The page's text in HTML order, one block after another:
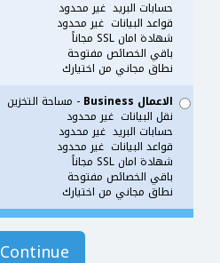
حسابات البريد غير محدود
قواعد البيانات غير محدود
شهادة امان SSL مجاناً
باقي الخصائص مفتوحة
نطاق مجاني من اختيارك
الاعمال Business
- مساحة التخزين 50 جيجا
نقل البيانات غير محدود
حسابات البريد غير محدود
قواعد البيانات غير محدود
شهادة امان SSL مجاناً
باقي الخصائص مفتوحة
نطاق مجاني من اختيارك
Continue